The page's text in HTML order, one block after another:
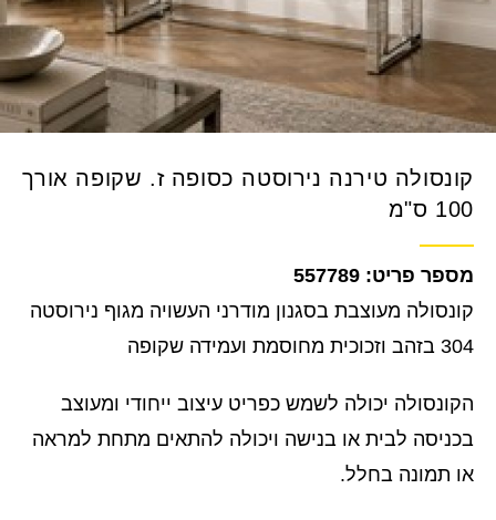
קונסולה טירנה נירוסטה כסופה ז. שקופה אורך
100 ס"מ
557789
קונסולה מעוצבת בסגנון מודרני העשויה מגוף נירוסטה
304 בזהב וזכוכית מחוסמת ועמידה שקופה
הקונסולה יכולה לשמש כפריט עיצוב ייחודי ומעוצב
בכניסה לבית או בנישה ויכולה להתאים מתחת למראה
או תמונה בחלל.